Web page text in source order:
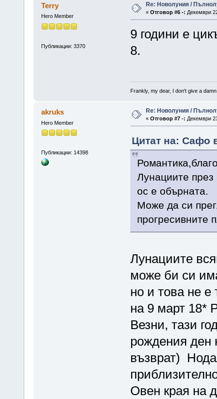
Terry
Hero Member
Публикации: 3370
Re: Новолуния /
« Отговор #6 -: Декември
9 години е
8.
Frankly, my dear, I don't give a
akruks
Hero Member
Публикации: 14398
Re: Новолуния /
« Отговор #7 -: Декември
Цитат на: Сафо
Лунациите
ос е обърната.
Може да си
прогресивните
Лунациите
може би си
но и това не е
на 9 март 18*
Везни, тази
рождения ден
възврат)
Овен края на